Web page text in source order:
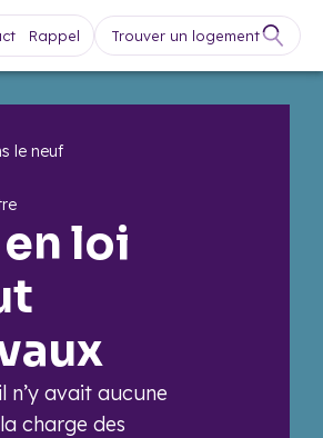
Rappel Trouver un logement
le neuf
loi
n’y avait aucune
charge des